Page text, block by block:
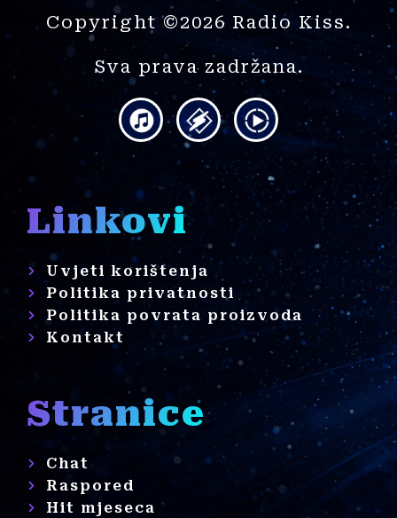
Copyright ©2026 Radio Kiss.
Sva prava zadržana.
Linkovi
Uvjeti korištenja
Politika privatnosti
Politika povrata proizvoda
Kontakt
Stranice
Chat
Raspored
Hit mjeseca